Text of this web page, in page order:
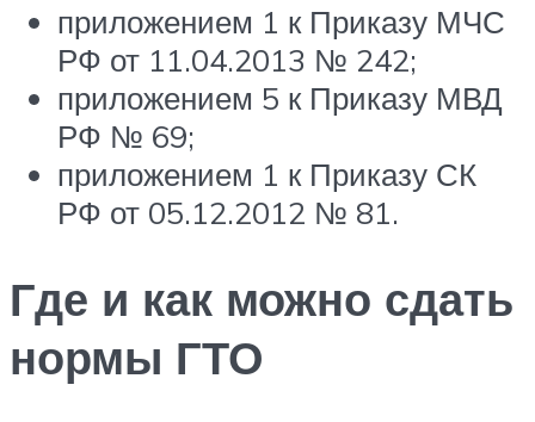
приложением 1 к Приказу МЧС
РФ от 11.04.2013 № 242;
приложением 5 к Приказу МВД
РФ № 69;
приложением 1 к Приказу СК
РФ от 05.12.2012 № 81.
Где и как можно сдать
нормы ГТО